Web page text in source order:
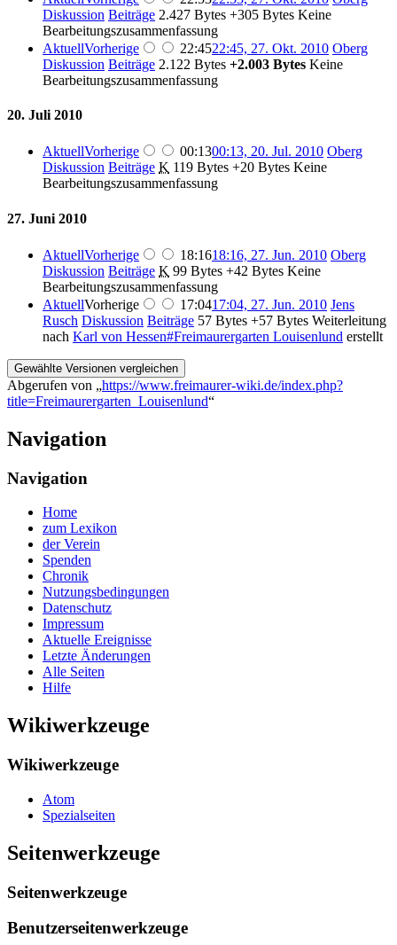
Diskussion Beiträge 2.427 Bytes +305 Bytes Keine
Bearbeitungszusammenfassung
AktuellVorherige 22:4522:45, 27. Okt. 2010 Oberg
Diskussion Beiträge 2.122 Bytes +2.003 Bytes Keine
Bearbeitungszusammenfassung
20. Juli 2010
AktuellVorherige 00:1300:13, 20. Jul. 2010 Oberg
Diskussion Beiträge K 119 Bytes +20 Bytes Keine
Bearbeitungszusammenfassung
27. Juni 2010
AktuellVorherige 18:1618:16, 27. Jun. 2010 Oberg
Diskussion Beiträge K 99 Bytes +42 Bytes Keine
Bearbeitungszusammenfassung
AktuellVorherige 17:0417:04, 27. Jun. 2010 Jens
Rusch Diskussion Beiträge 57 Bytes +57 Bytes Weiterleitung
nach Karl von Hessen#Freimaurergarten Louisenlund erstellt
Abgerufen von „https://www.freimaurer-wiki.de/index.php?
title=Freimaurergarten_Louisenlund“
Navigation
Navigation
Home
zum Lexikon
der Verein
Spenden
Chronik
Nutzungsbedingungen
Datenschutz
Impressum
Aktuelle Ereignisse
Letzte Änderungen
Alle Seiten
Hilfe
Wikiwerkzeuge
Wikiwerkzeuge
Atom
Spezialseiten
Seitenwerkzeuge
Seitenwerkzeuge
Benutzerseitenwerkzeuge